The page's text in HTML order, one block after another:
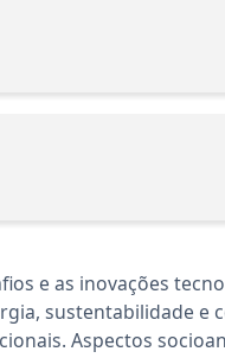
e as inovações
sustentabilidade e
Aspectos